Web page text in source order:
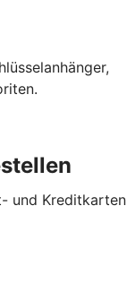
und Kreditkarten